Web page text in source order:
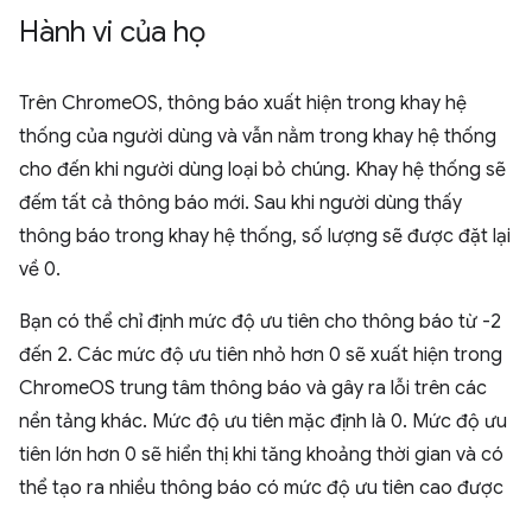
Hành vi của họ
Trên ChromeOS, thông báo xuất hiện trong khay hệ
thống của người dùng và vẫn nằm trong khay hệ thống
cho đến khi người dùng loại bỏ chúng. Khay hệ thống sẽ
đếm tất cả thông báo mới. Sau khi người dùng thấy
thông báo trong khay hệ thống, số lượng sẽ được đặt lại
về 0.
Bạn có thể chỉ định mức độ ưu tiên cho thông báo từ -2
đến 2. Các mức độ ưu tiên nhỏ hơn 0 sẽ xuất hiện trong
ChromeOS trung tâm thông báo và gây ra lỗi trên các
nền tảng khác. Mức độ ưu tiên mặc định là 0. Mức độ ưu
tiên lớn hơn 0 sẽ hiển thị khi tăng khoảng thời gian và có
thể tạo ra nhiều thông báo có mức độ ưu tiên cao được